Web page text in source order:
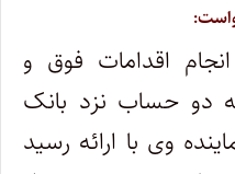
اقدامات فوق و
دو حساب نزد بانک
وی با ارائه رسید